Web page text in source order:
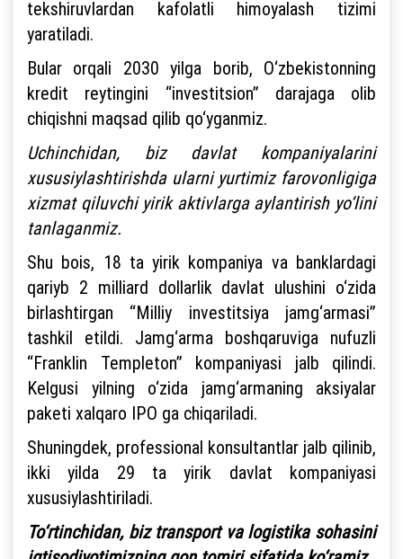
tekshiruvlardan kafolatli himoyalash tizimi
yaratiladi.
Bular orqali 2030 yilga borib, O‘zbekistonning
kredit reytingini “investitsion” darajaga olib
chiqishni maqsad qilib qo‘yganmiz.
Uchinchidan, biz davlat kompaniyalarini
xususiylashtirishda ularni yurtimiz farovonligiga
xizmat qiluvchi yirik aktivlarga aylantirish yo‘lini
tanlaganmiz.
Shu bois, 18 ta yirik kompaniya va banklardagi
qariyb 2 milliard dollarlik davlat ulushini o‘zida
birlashtirgan “Milliy investitsiya jamg‘armasi”
tashkil etildi. Jamg‘arma boshqaruviga nufuzli
“Franklin Templeton” kompaniyasi jalb qilindi.
Kelgusi yilning o‘zida jamg‘armaning aksiyalar
paketi xalqaro IPO ga chiqariladi.
Shuningdek, professional konsultantlar jalb qilinib,
ikki yilda 29 ta yirik davlat kompaniyasi
xususiylashtiriladi.
To‘rtinchidan, biz transport va logistika sohasini